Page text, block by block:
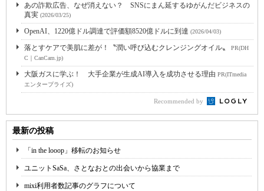
あの詐欺広告、なぜ消えない？ SNSにまん延するゆがんだビジネスの
真実 (2026/03/25)
OpenAI、1220億ドル調達で評価額8520億ドルに到達 (2026/04/03)
落とすケアで美肌に差が！〝潤い呼び込むクレンジングオイル〟
PR(DH
C｜CanCam.jp)
大阪ガスに学ぶ！ 大手企業が生成AI導入を成功させる理由 PR(ITmedia
エンタープライズ)
Recommended by
最新の投稿
「in the looop」移転のお知らせ
ユニットSaSa、さとなおとの出会いから協業まで
mixi利用者数記事のグラフについて